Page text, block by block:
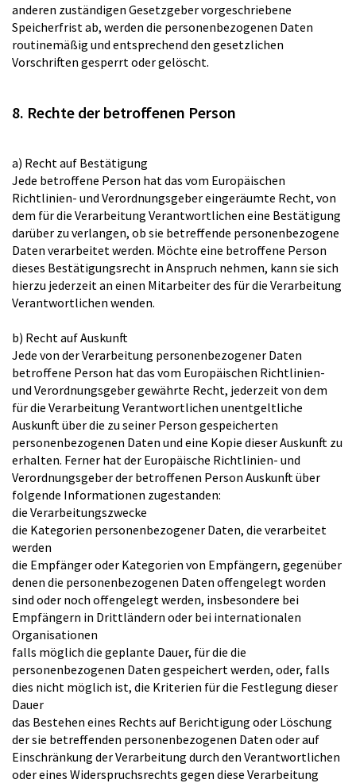
anderen zuständigen Gesetzgeber vorgeschriebene
Speicherfrist ab, werden die personenbezogenen Daten
routinemäßig und entsprechend den gesetzlichen
Vorschriften gesperrt oder gelöscht.
8. Rechte der betroffenen Person
a) Recht auf Bestätigung
Jede betroffene Person hat das vom Europäischen
Richtlinien- und Verordnungsgeber eingeräumte Recht, von
dem für die Verarbeitung Verantwortlichen eine Bestätigung
darüber zu verlangen, ob sie betreffende personenbezogene
Daten verarbeitet werden. Möchte eine betroffene Person
dieses Bestätigungsrecht in Anspruch nehmen, kann sie sich
hierzu jederzeit an einen Mitarbeiter des für die Verarbeitung
Verantwortlichen wenden.
b) Recht auf Auskunft
Jede von der Verarbeitung personenbezogener Daten
betroffene Person hat das vom Europäischen Richtlinien-
und Verordnungsgeber gewährte Recht, jederzeit von dem
für die Verarbeitung Verantwortlichen unentgeltliche
Auskunft über die zu seiner Person gespeicherten
personenbezogenen Daten und eine Kopie dieser Auskunft zu
erhalten. Ferner hat der Europäische Richtlinien- und
Verordnungsgeber der betroffenen Person Auskunft über
folgende Informationen zugestanden:
die Verarbeitungszwecke
die Kategorien personenbezogener Daten, die verarbeitet
werden
die Empfänger oder Kategorien von Empfängern, gegenüber
denen die personenbezogenen Daten offengelegt worden
sind oder noch offengelegt werden, insbesondere bei
Empfängern in Drittländern oder bei internationalen
Organisationen
falls möglich die geplante Dauer, für die die
personenbezogenen Daten gespeichert werden, oder, falls
dies nicht möglich ist, die Kriterien für die Festlegung dieser
Dauer
das Bestehen eines Rechts auf Berichtigung oder Löschung
der sie betreffenden personenbezogenen Daten oder auf
Einschränkung der Verarbeitung durch den Verantwortlichen
oder eines Widerspruchsrechts gegen diese Verarbeitung